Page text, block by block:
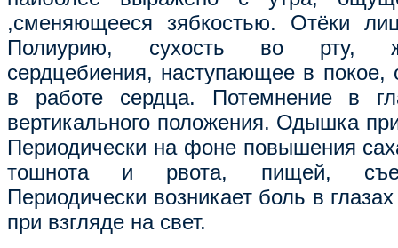
,сменяющееся зябкостью. Отёки
Полиурию, сухость во рту,
сердцебиения, наступающее в
в работе сердца. Потемнение в
вертикального положения. Одышка
Периодически на фоне повышения
тошнота и рвота, пищей,
Периодически возникает боль в
при взгляде на свет.